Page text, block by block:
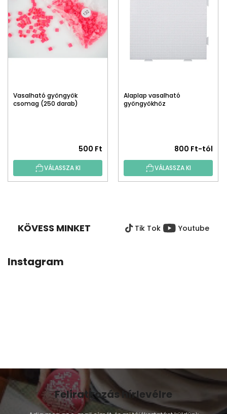
Vasalható gyöngyök
csomag (250 darab)
500 Ft
VÁLASSZA KI
Alaplap vasalható
gyöngyökhöz
800 Ft-tól
VÁLASSZA KI
KÖVESS MINKET Tik Tok Youtube
Instagram
Feliratkozás hírlevélre